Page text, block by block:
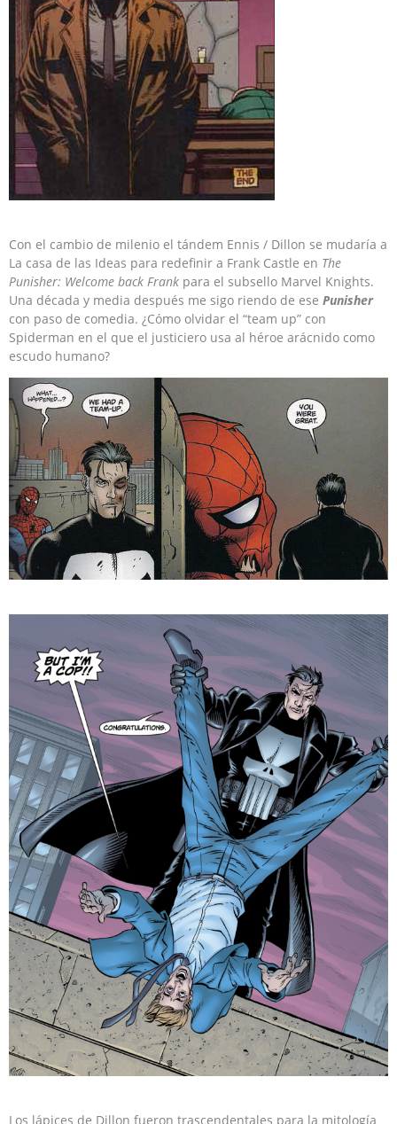
Con el cambio de milenio el tándem Ennis / Dillon se mudaría a
La casa de las Ideas para redefinir a Frank Castle en The
Punisher: Welcome back Frank para el subsello Marvel Knights.
Una década y media después me sigo riendo de ese Punisher
con paso de comedia. ¿Cómo olvidar el “team up” con
Spiderman en el que el justiciero usa al héroe arácnido como
escudo humano?
Los lápices de Dillon fueron trascendentales para la mitología